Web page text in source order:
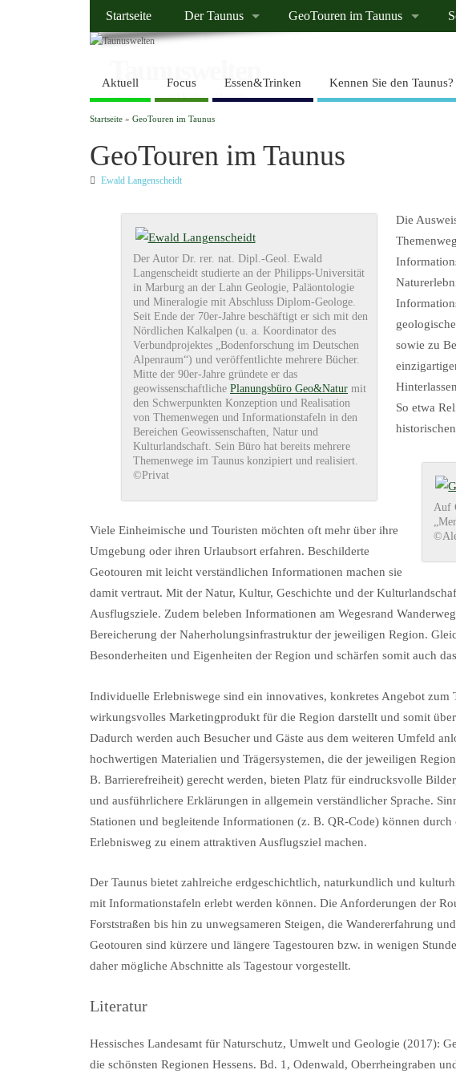
Startseite Der Taunus GeoTouren im Taunus
Taunuswelten
Geotourismus und Kulturlandschaft
Aktuell Focus Essen&Trinken Kennen Sie den Taunus?
Startseite » GeoTouren im Taunus
GeoTouren im Taunus
Ewald Langenscheidt
Der Autor Dr. rer. nat. Dipl.-Geol. Ewald
Langenscheidt studierte an der Philipps-Universität
in Marburg an der Lahn Geologie, Paläontologie
und Mineralogie mit Abschluss Diplom-Geologe.
Seit Ende der 70er-Jahre beschäftigt er sich mit den
Nördlichen Kalkalpen (u. a. Koordinator des
Verbundprojektes „Bodenforschung im Deutschen
Alpenraum“) und veröffentlichte mehrere Bücher.
Mitte der 90er-Jahre gründete er das
geowissenschaftliche Planungsbüro Geo&Natur mit
den Schwerpunkten Konzeption und Realisation
von Themenwegen und Informationstafeln in den
Bereichen Geowissenschaften, Natur und
Kulturlandschaft. Sein Büro hat bereits mehrere
Themenwege im Taunus konzipiert und realisiert.
©Privat
Die
sowie zu
So etwa
Auf
Viele Einheimische und Touristen möchten oft mehr über ihre
Umgebung oder ihren Urlaubsort erfahren. Beschilderte
Geotouren mit leicht verständlichen Informationen machen sie
damit vertraut. Mit der Natur, Kultur, Geschichte und der
Ausflugsziele. Zudem beleben Informationen am Wegesrand
Bereicherung der Naherholungsinfrastruktur der jeweiligen Region.
Besonderheiten und Eigenheiten der Region und schärfen somit auch
Individuelle Erlebniswege sind ein innovatives, konkretes Angebot zum
wirkungsvolles Marketingprodukt für die Region darstellt und somit
Dadurch werden auch Besucher und Gäste aus dem weiteren Umfeld
hochwertigen Materialien und Trägersystemen, die der jeweiligen
B. Barrierefreiheit) gerecht werden, bieten Platz für eindrucksvolle
und ausführlichere Erklärungen in allgemein verständlicher Sprache.
Stationen und begleitende Informationen (z. B. QR-Code) können
Erlebnisweg zu einem attraktiven Ausflugsziel machen.
Der Taunus bietet zahlreiche erdgeschichtlich, naturkundlich und
mit Informationstafeln erlebt werden können. Die Anforderungen der
Forststraßen bis hin zu unwegsameren Steigen, die Wandererfahrung
Geotouren sind kürzere und längere Tagestouren bzw. in wenigen
daher mögliche Abschnitte als Tagestour vorgestellt.
Literatur
Hessisches Landesamt für Naturschutz, Umwelt und Geologie (2017):
die schönsten Regionen Hessens. Bd. 1, Odenwald, Oberrheingraben